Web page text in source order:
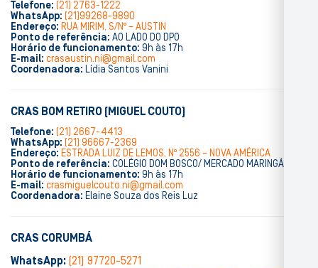
Telefone: (21) 2763-1222
WhatsApp: (21)99268-9890
Endereço: RUA MIRIM, S/Nº – AUSTIN
Ponto de referência: AO LADO DO DPO
Horário de funcionamento: 9h às 17h
E-mail: crasaustin.ni@gmail.com
Coordenadora: Lídia Santos Vanini
CRAS BOM RETIRO (MIGUEL COUTO)
Telefone: (21) 2667-4413
WhatsApp: (21) 96667-2369
Endereço: ESTRADA LUIZ DE LEMOS, Nº 2556 – NOVA AMÉRICA
Ponto de referência: COLÉGIO DOM BOSCO/ MERCADO MARINGÁ
Horário de funcionamento: 9h às 17h
E-mail: crasmiguelcouto.ni@gmail.com
Coordenadora: Elaine Souza dos Reis Luz
CRAS CORUMBÁ
WhatsApp: (21) 97720-5271